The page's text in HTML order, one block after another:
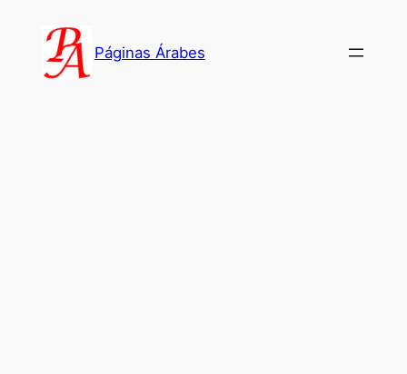
contenido
Páginas Árabes